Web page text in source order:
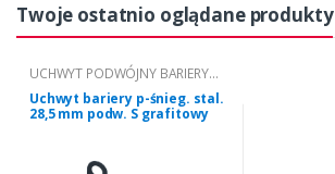
Twoje ostatnio oglądane produkty
UCHWYT PODWÓJNY BARIERY
PRZECIWŚNIEGOWEJ S
Uchwyt bariery p-śnieg. stal.
28,5 mm podw. S grafitowy